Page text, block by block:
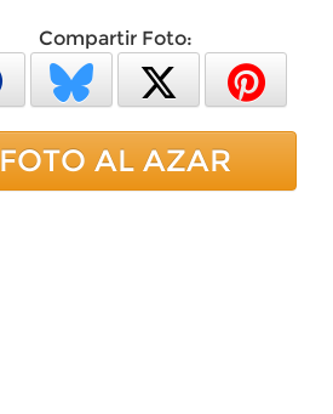
Compartir Foto:
FOTO AL AZAR